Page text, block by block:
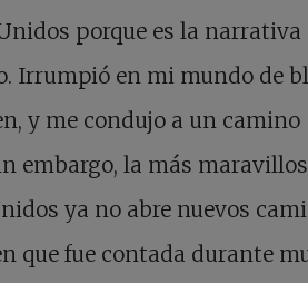
porque es la narrativa
Irrumpió en mi mundo de
y me condujo a un camino
embargo, la más
ya no abre nuevos
que fue contada durante